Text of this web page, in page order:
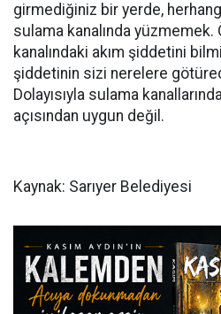
girmediğiniz bir yerde,
sulama kanalında
kanalındaki akım şiddetini
şiddetinin sizi nerelere
Dolayısıyla sulama
açısından uygun değil.
Kaynak: Sarıyer Belediyesi